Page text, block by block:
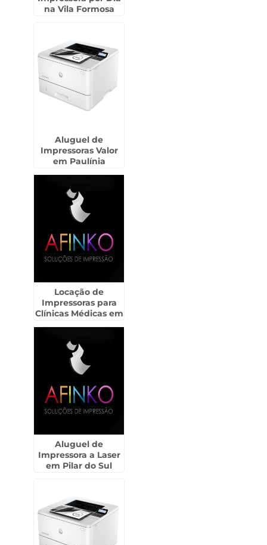
na Vila Formosa
Aluguel de
Impressoras Valor
em Paulínia
Locação de
Impressoras para
Clínicas Médicas em
Aluguel de
Impressora a Laser
em Pilar do Sul